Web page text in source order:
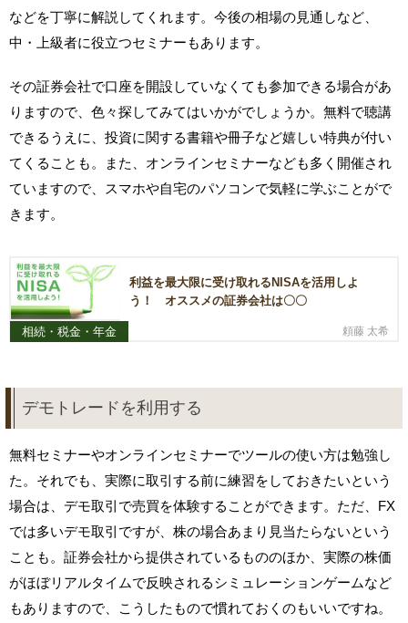
などを丁寧に解説してくれます。今後の相場の見通しなど、
中・上級者に役立つセミナーもあります。
その証券会社で口座を開設していなくても参加できる場合があ
りますので、色々探してみてはいかがでしょうか。無料で聴講
できるうえに、投資に関する書籍や冊子など嬉しい特典が付い
てくることも。また、オンラインセミナーなども多く開催され
ていますので、スマホや自宅のパソコンで気軽に学ぶことがで
きます。
利益を最大限に受け取れるNISAを活用しよ
う！ オススメの証券会社は〇〇
相続・税金・年金 頼藤 太希
デモトレードを利用する
無料セミナーやオンラインセミナーでツールの使い方は勉強し
た。それでも、実際に取引する前に練習をしておきたいという
場合は、デモ取引で売買を体験することができます。ただ、FX
では多いデモ取引ですが、株の場合あまり見当たらないという
ことも。証券会社から提供されているもののほか、実際の株価
がほぼリアルタイムで反映されるシミュレーションゲームなど
もありますので、こうしたもので慣れておくのもいいですね。